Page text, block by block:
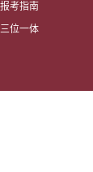
报考指南
三位一体